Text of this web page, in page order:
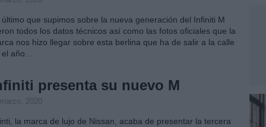
último que supimos sobre la nueva generación del Infiniti M
todos los datos técnicos así como las fotos oficiales que la
nos hizo llegar sobre esta berlina que ha de salir a la calle
año…
presenta su nuevo M
2020
la marca de lujo de Nissan, acaba de presentar la tercera